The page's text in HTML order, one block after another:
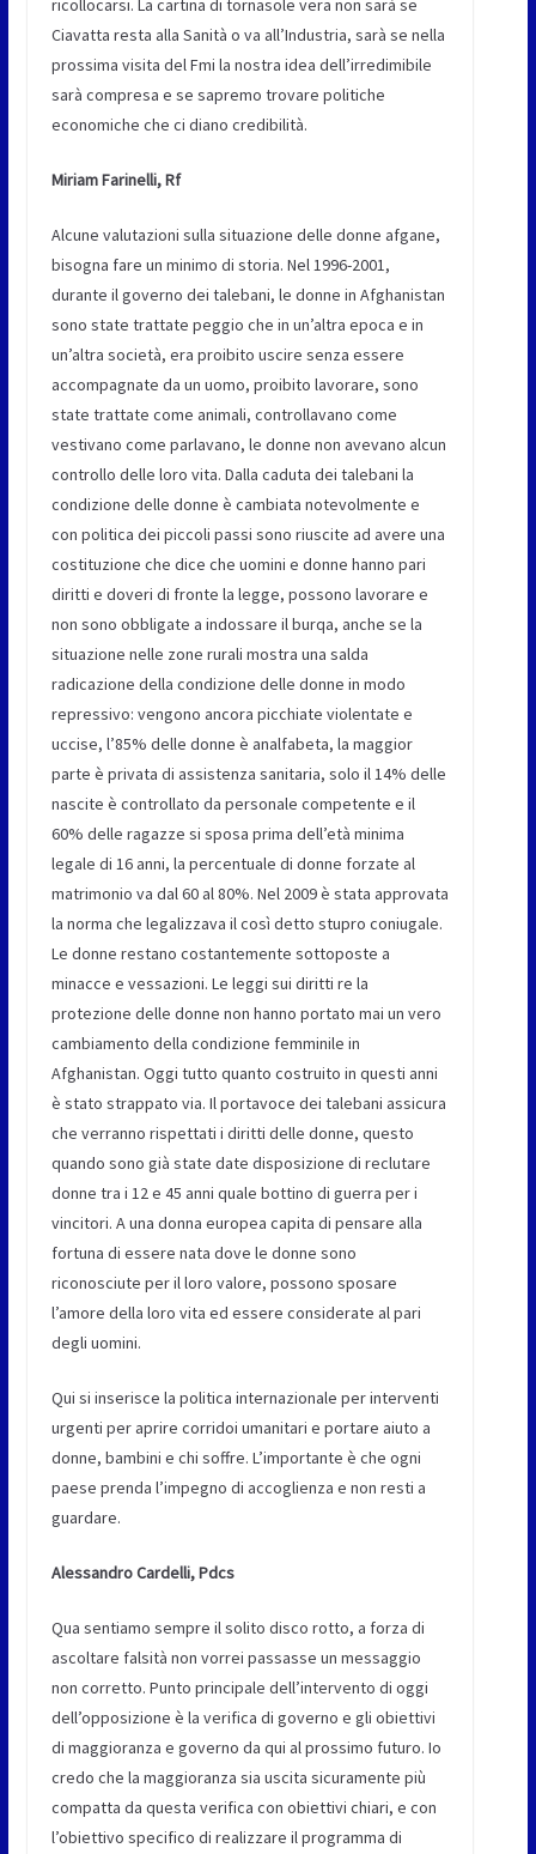
ricollocarsi. La cartina di tornasole vera non sarà se
Ciavatta resta alla Sanità o va all’Industria, sarà se nella
prossima visita del Fmi la nostra idea dell’irredimibile
sarà compresa e se sapremo trovare politiche
economiche che ci diano credibilità.
Miriam Farinelli, Rf
Alcune valutazioni sulla situazione delle donne afgane,
bisogna fare un minimo di storia. Nel 1996-2001,
durante il governo dei talebani, le donne in Afghanistan
sono state trattate peggio che in un’altra epoca e in
un’altra società, era proibito uscire senza essere
accompagnate da un uomo, proibito lavorare, sono
state trattate come animali, controllavano come
vestivano come parlavano, le donne non avevano alcun
controllo delle loro vita. Dalla caduta dei talebani la
condizione delle donne è cambiata notevolmente e
con politica dei piccoli passi sono riuscite ad avere una
costituzione che dice che uomini e donne hanno pari
diritti e doveri di fronte la legge, possono lavorare e
non sono obbligate a indossare il burqa, anche se la
situazione nelle zone rurali mostra una salda
radicazione della condizione delle donne in modo
repressivo: vengono ancora picchiate violentate e
uccise, l’85% delle donne è analfabeta, la maggior
parte è privata di assistenza sanitaria, solo il 14% delle
nascite è controllato da personale competente e il
60% delle ragazze si sposa prima dell’età minima
legale di 16 anni, la percentuale di donne forzate al
matrimonio va dal 60 al 80%. Nel 2009 è stata approvata
la norma che legalizzava il così detto stupro coniugale.
Le donne restano costantemente sottoposte a
minacce e vessazioni. Le leggi sui diritti re la
protezione delle donne non hanno portato mai un vero
cambiamento della condizione femminile in
Afghanistan. Oggi tutto quanto costruito in questi anni
è stato strappato via. Il portavoce dei talebani assicura
che verranno rispettati i diritti delle donne, questo
quando sono già state date disposizione di reclutare
donne tra i 12 e 45 anni quale bottino di guerra per i
vincitori. A una donna europea capita di pensare alla
fortuna di essere nata dove le donne sono
riconosciute per il loro valore, possono sposare
l’amore della loro vita ed essere considerate al pari
degli uomini.
Qui si inserisce la politica internazionale per interventi
urgenti per aprire corridoi umanitari e portare aiuto a
donne, bambini e chi soffre. L’importante è che ogni
paese prenda l’impegno di accoglienza e non resti a
guardare.
Alessandro Cardelli, Pdcs
Qua sentiamo sempre il solito disco rotto, a forza di
ascoltare falsità non vorrei passasse un messaggio
non corretto. Punto principale dell’intervento di oggi
dell’opposizione è la verifica di governo e gli obiettivi
di maggioranza e governo da qui al prossimo futuro. Io
credo che la maggioranza sia uscita sicuramente più
compatta da questa verifica con obiettivi chiari, e con
l’obiettivo specifico di realizzare il programma di